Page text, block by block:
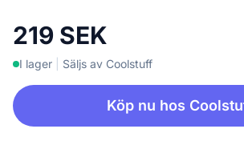
219 SEK
I lager Säljs av Coolstuff
Köp nu hos